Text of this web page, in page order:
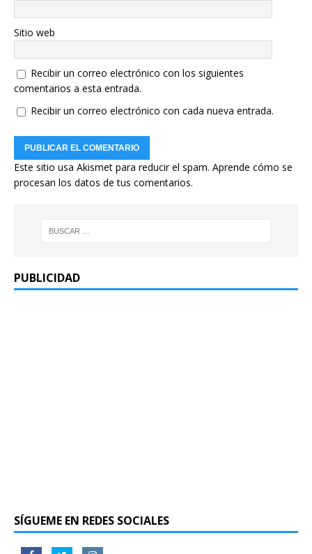
Sitio web
Recibir un correo electrónico con los siguientes
comentarios a esta entrada.
Recibir un correo electrónico con cada nueva entrada.
Este sitio usa Akismet para reducir el spam. Aprende cómo se
procesan los datos de tus comentarios.
PUBLICIDAD
SÍGUEME EN REDES SOCIALES